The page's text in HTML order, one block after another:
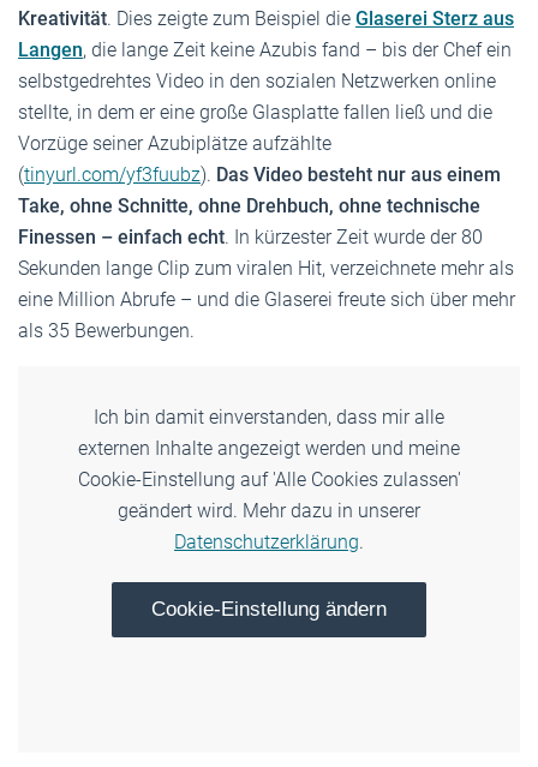
Kreativität. Dies zeigte zum Beispiel die Glaserei Sterz aus
Langen, die lange Zeit keine Azubis fand – bis der Chef ein
selbstgedrehtes Video in den sozialen Netzwerken online
stellte, in dem er eine große Glasplatte fallen ließ und die
Vorzüge seiner Azubiplätze aufzählte
(tinyurl.com/yf3fuubz). Das Video besteht nur aus einem
Take, ohne Schnitte, ohne Drehbuch, ohne technische
Finessen – einfach echt. In kürzester Zeit wurde der 80
Sekunden lange Clip zum viralen Hit, verzeichnete mehr als
eine Million Abrufe – und die Glaserei freute sich über mehr
als 35 Bewerbungen.
Ich bin damit einverstanden, dass mir alle
externen Inhalte angezeigt werden und meine
Cookie-Einstellung auf 'Alle Cookies zulassen'
geändert wird. Mehr dazu in unserer
Datenschutzerklärung.
Cookie-Einstellung ändern